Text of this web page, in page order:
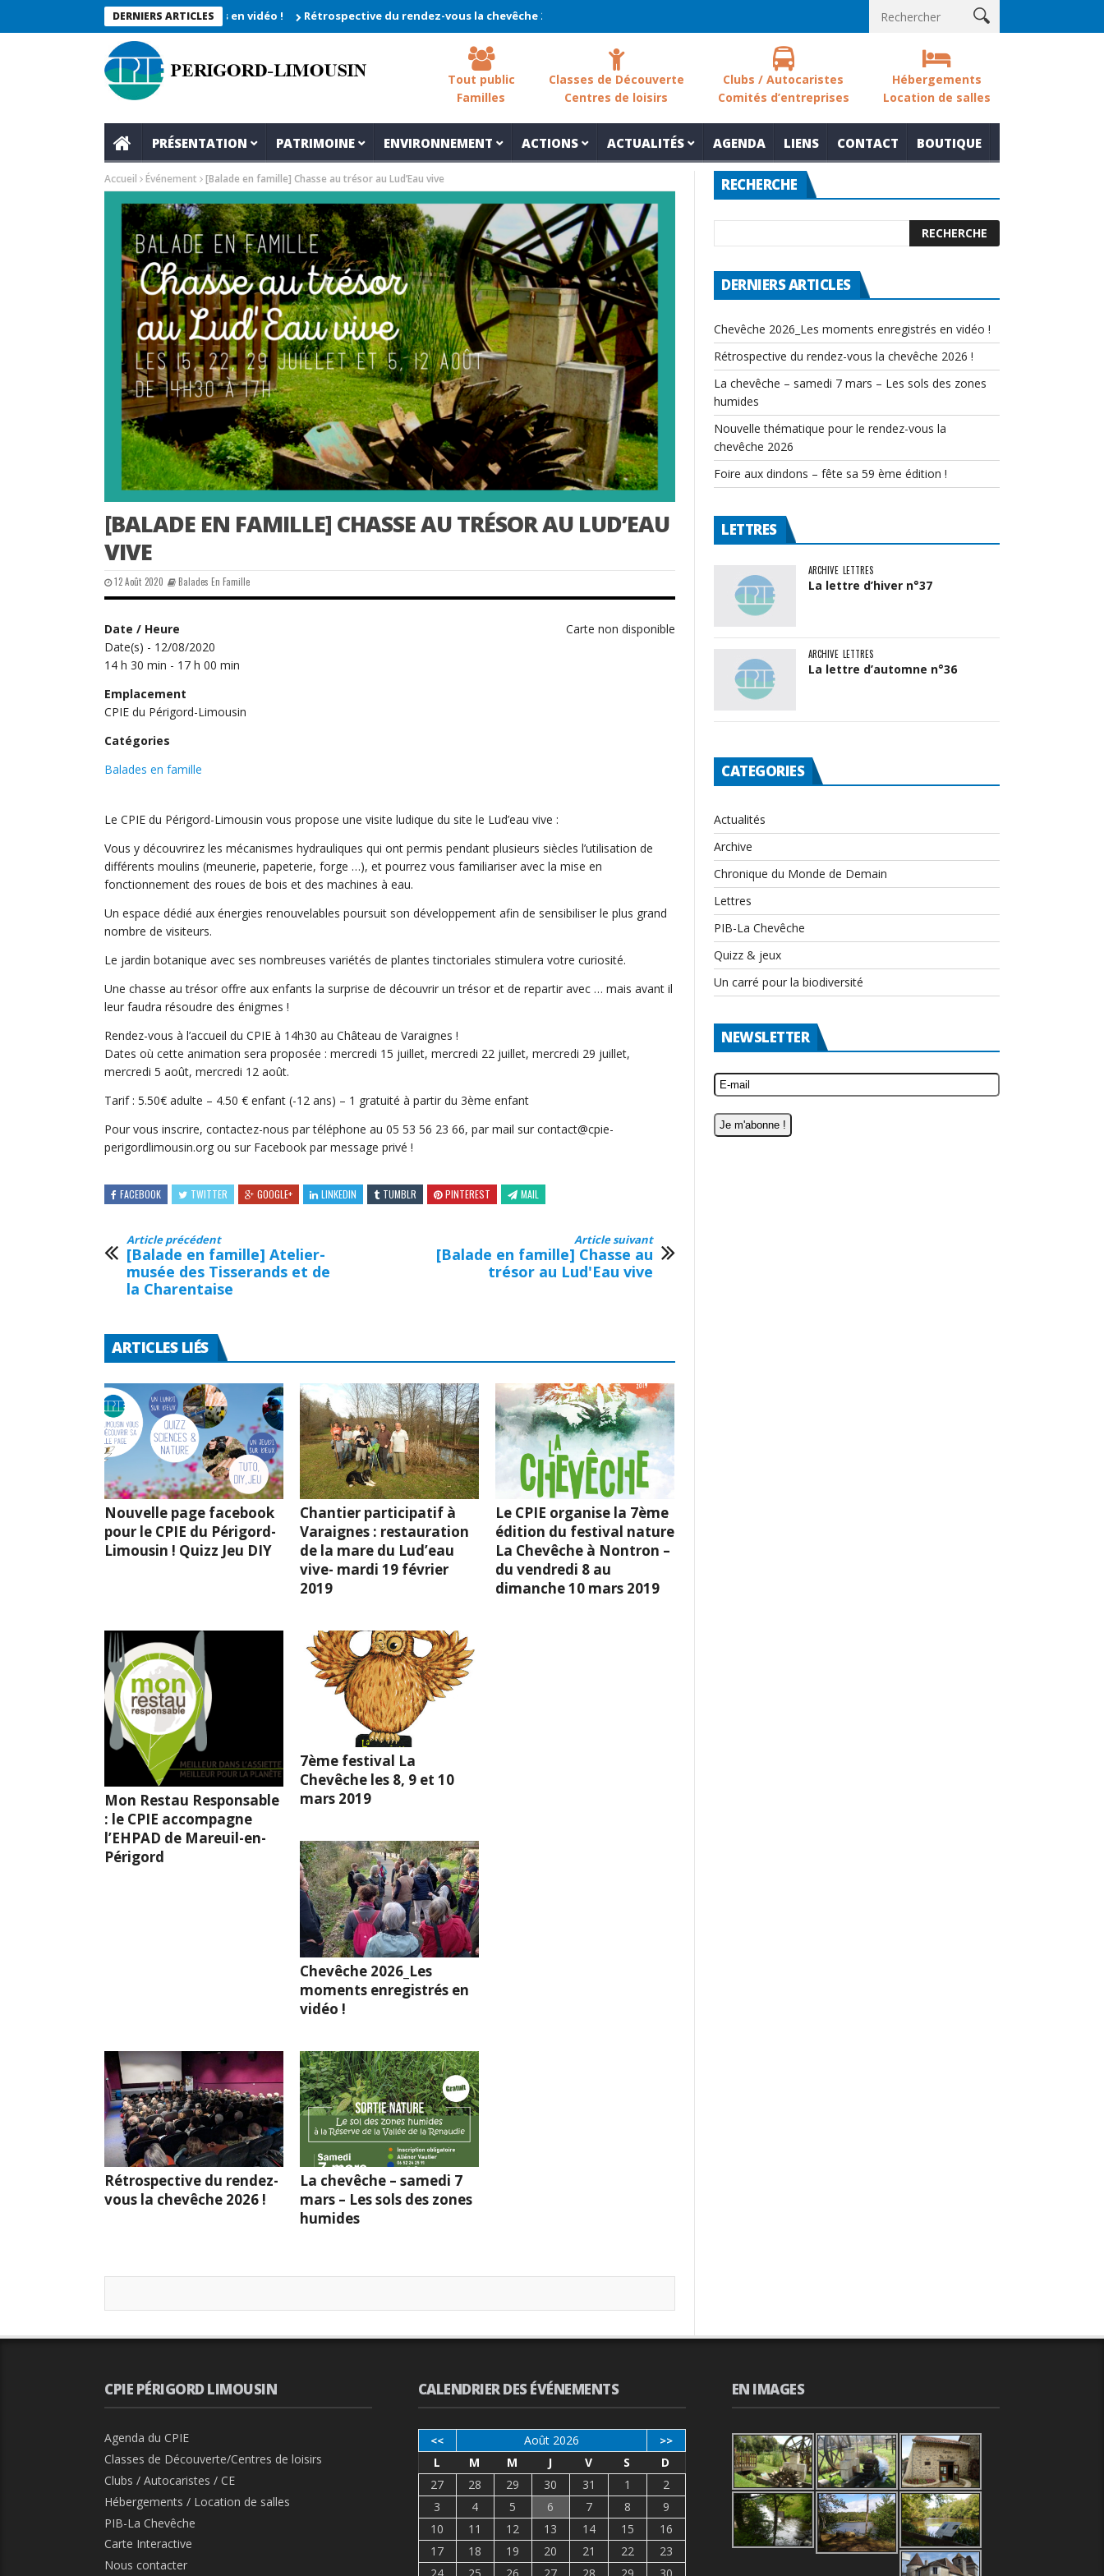
DERNIERS ARTICLES
2026_Les moments enregistrés en vidéo ! Rétrospective du rendez-vous la chevêche 2026 ! Nouvelle thématique pour le rendez-
Tout public
Familles
Classes de Découverte
Centres de loisirs
Clubs / Autocaristes
Comités d’entreprises
Hébergements
Location de salles
PRÉSENTATION PATRIMOINE ENVIRONNEMENT ACTIONS ACTUALITÉS AGENDA LIENS CONTACT BOUTIQUE
Accueil Événement [Balade en famille] Chasse au trésor au Lud’Eau vive
[BALADE EN FAMILLE] CHASSE AU TRÉSOR AU LUD’EAU
VIVE
12 Août 2020 Balades En Famille
Carte non disponible
Date / Heure
Date(s) - 12/08/2020
14 h 30 min - 17 h 00 min
Emplacement
CPIE du Périgord-Limousin
Catégories
Balades en famille
Le CPIE du Périgord-Limousin vous propose une visite ludique du site le Lud’eau vive :
Vous y découvrirez les mécanismes hydrauliques qui ont permis pendant plusieurs siècles l’utilisation de
différents moulins (meunerie, papeterie, forge …), et pourrez vous familiariser avec la mise en
fonctionnement des roues de bois et des machines à eau.
Un espace dédié aux énergies renouvelables poursuit son développement afin de sensibiliser le plus grand
nombre de visiteurs.
Le jardin botanique avec ses nombreuses variétés de plantes tinctoriales stimulera votre curiosité.
Une chasse au trésor offre aux enfants la surprise de découvrir un trésor et de repartir avec … mais avant il
leur faudra résoudre des énigmes !
Rendez-vous à l’accueil du CPIE à 14h30 au Château de Varaignes !
Dates où cette animation sera proposée : mercredi 15 juillet, mercredi 22 juillet, mercredi 29 juillet,
mercredi 5 août, mercredi 12 août.
Tarif : 5.50€ adulte – 4.50 € enfant (-12 ans) – 1 gratuité à partir du 3ème enfant
Pour vous inscrire, contactez-nous par téléphone au 05 53 56 23 66, par mail sur contact@cpie-
perigordlimousin.org ou sur Facebook par message privé !
FACEBOOK TWITTER GOOGLE+ LINKEDIN TUMBLR PINTEREST MAIL
Article précédent
[Balade en famille] Atelier-
musée des Tisserands et de
la Charentaise
Article suivant
[Balade en famille] Chasse au
trésor au Lud'Eau vive
ARTICLES LIÉS
Nouvelle page facebook
pour le CPIE du Périgord-
Limousin ! Quizz Jeu DIY
Chantier participatif à
Varaignes : restauration
de la mare du Lud’eau
vive- mardi 19 février
2019
Le CPIE organise la 7ème
édition du festival nature
La Chevêche à Nontron –
du vendredi 8 au
dimanche 10 mars 2019
Mon Restau Responsable
: le CPIE accompagne
l’EHPAD de Mareuil-en-
Périgord
7ème festival La
Chevêche les 8, 9 et 10
mars 2019
Chevêche 2026_Les
moments enregistrés en
vidéo !
Rétrospective du rendez-
vous la chevêche 2026 !
La chevêche – samedi 7
mars – Les sols des zones
humides
RECHERCHE
DERNIERS ARTICLES
Chevêche 2026_Les moments enregistrés en vidéo !
Rétrospective du rendez-vous la chevêche 2026 !
La chevêche – samedi 7 mars – Les sols des zones
humides
Nouvelle thématique pour le rendez-vous la
chevêche 2026
Foire aux dindons – fête sa 59 ème édition !
LETTRES
ARCHIVE LETTRES
La lettre d’hiver n°37
ARCHIVE LETTRES
La lettre d’automne n°36
CATEGORIES
Actualités
Archive
Chronique du Monde de Demain
Lettres
PIB-La Chevêche
Quizz & jeux
Un carré pour la biodiversité
NEWSLETTER
CPIE PÉRIGORD LIMOUSIN
Agenda du CPIE
Classes de Découverte/Centres de loisirs
Clubs / Autocaristes / CE
Hébergements / Location de salles
PIB-La Chevêche
Carte Interactive
Nous contacter
CALENDRIER DES ÉVÉNEMENTS
<< Août 2026 >>
L M M J V S
D
27
28 29 30 31 1
2
3
4 5 6 7 8
9
10
11 12 13 14 15
16
17
18 19 20 21 22
23
EN IMAGES